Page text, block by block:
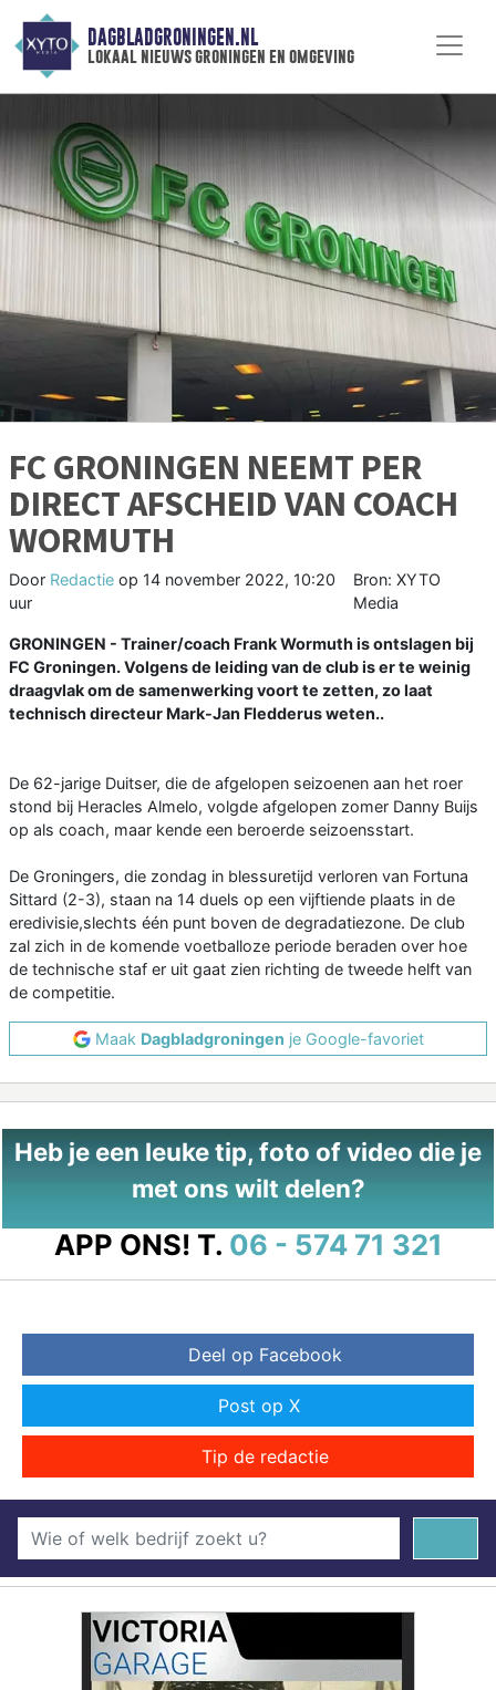
DAGBLADGRONINGEN.NL
lokaal nieuws groningen en omgeving
FC GRONINGEN NEEMT PER
DIRECT AFSCHEID VAN COACH
WORMUTH
Door Redactie op 14 november 2022, 10:20
uur
Bron: XYTO
Media
GRONINGEN - Trainer/coach Frank Wormuth is ontslagen bij
FC Groningen. Volgens de leiding van de club is er te weinig
draagvlak om de samenwerking voort te zetten, zo laat
technisch directeur Mark-Jan Fledderus weten..
De 62-jarige Duitser, die de afgelopen seizoenen aan het roer
stond bij Heracles Almelo, volgde afgelopen zomer Danny Buijs
op als coach, maar kende een beroerde seizoensstart.
De Groningers, die zondag in blessuretijd verloren van Fortuna
Sittard (2-3), staan na 14 duels op een vijftiende plaats in de
eredivisie,slechts één punt boven de degradatiezone. De club
zal zich in de komende voetballoze periode beraden over hoe
de technische staf er uit gaat zien richting de tweede helft van
de competitie.
Maak Dagbladgroningen je Google-favoriet
Heb je een leuke tip, foto of video die je
met ons wilt delen?
APP ONS! T. 06 - 574 71 321
Deel op Facebook
Post op X
Tip de redactie